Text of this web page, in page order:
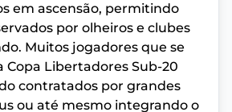
em ascensão, permitindo
por olheiros e clubes
Muitos jogadores que se
Copa Libertadores Sub-20
contratados por grandes
ou até mesmo integrando o